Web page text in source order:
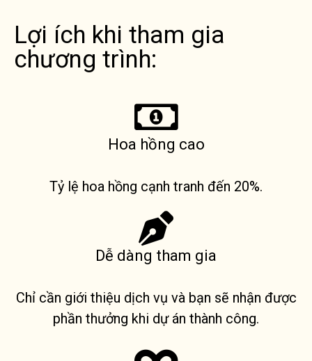
Lợi ích khi tham gia
chương trình:
Hoa hồng cao
Tỷ lệ hoa hồng cạnh tranh đến 20%.
Dễ dàng tham gia
Chỉ cần giới thiệu dịch vụ và bạn sẽ nhận được
phần thưởng khi dự án thành công.